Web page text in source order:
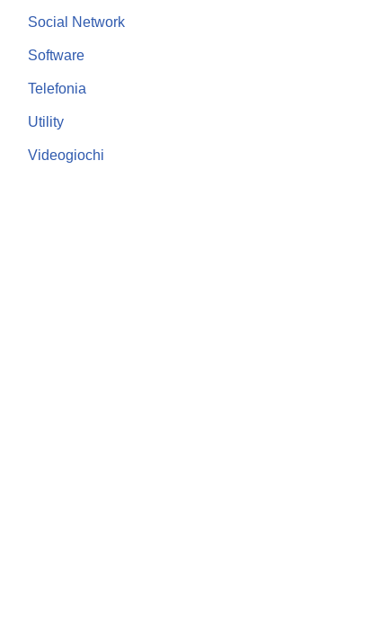
Social Network
Software
Telefonia
Utility
Videogiochi